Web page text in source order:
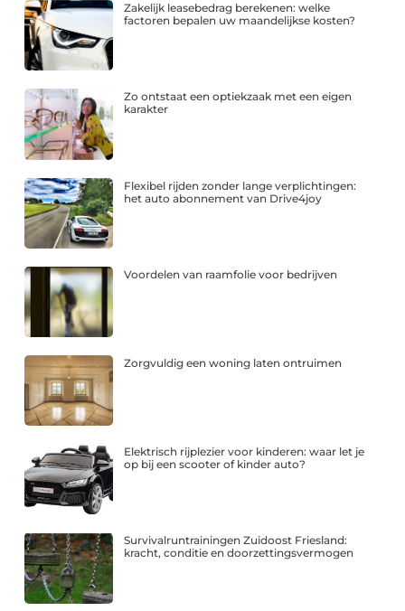
Zakelijk leasebedrag berekenen: welke
factoren bepalen uw maandelijkse kosten?
Zo ontstaat een optiekzaak met een eigen
karakter
Flexibel rijden zonder lange verplichtingen:
het auto abonnement van Drive4joy
Voordelen van raamfolie voor bedrijven
Zorgvuldig een woning laten ontruimen
Elektrisch rijplezier voor kinderen: waar let je
op bij een scooter of kinder auto?
Survivalruntrainingen Zuidoost Friesland:
kracht, conditie en doorzettingsvermogen